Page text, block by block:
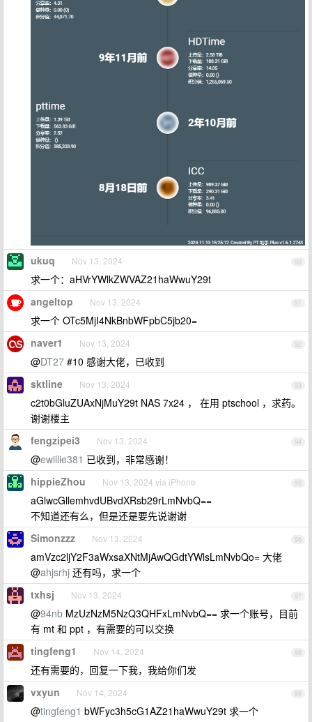
90
ukuq Nov 13, 2024
求一个：aHVrYWlkZWVAZ21haWwuY29t
91
angeltop Nov 13, 2024
求一个 OTc5MjI4NkBnbWFpbC5jb20=
92
naver1 Nov 13, 2024
@DT27 #10 感谢大佬，已收到
93
sktline Nov 13, 2024
c2t0bGluZUAxNjMuY29t NAS 7x24 ， 在用 ptschool ，求药。
谢谢楼主
94
fengzipei3 Nov 13, 2024
@ewillie381 已收到，非常感谢！
95
hippieZhou Nov 13, 2024 via iPhone
aGlwcGllemhvdUBvdXRsb29rLmNvbQ==
不知道还有么，但是还是要先说谢谢
96
Simonzzz Nov 13, 2024
amVzc2ljY2F3aWxsaXNtMjAwQGdtYWlsLmNvbQo= 大佬
@ahjsrhj 还有吗，求一个
97
txhsj Nov 13, 2024
@94nb MzUzNzM5NzQ3QHFxLmNvbQ== 求一个账号，目前
有 mt 和 ppt ，有需要的可以交换
98
tingfeng1 Nov 14, 2024
还有需要的，回复一下我，我给你们发
99
vxyun Nov 14, 2024
@tingfeng1 bWFyc3h5cG1AZ21haWwuY29t 求一个